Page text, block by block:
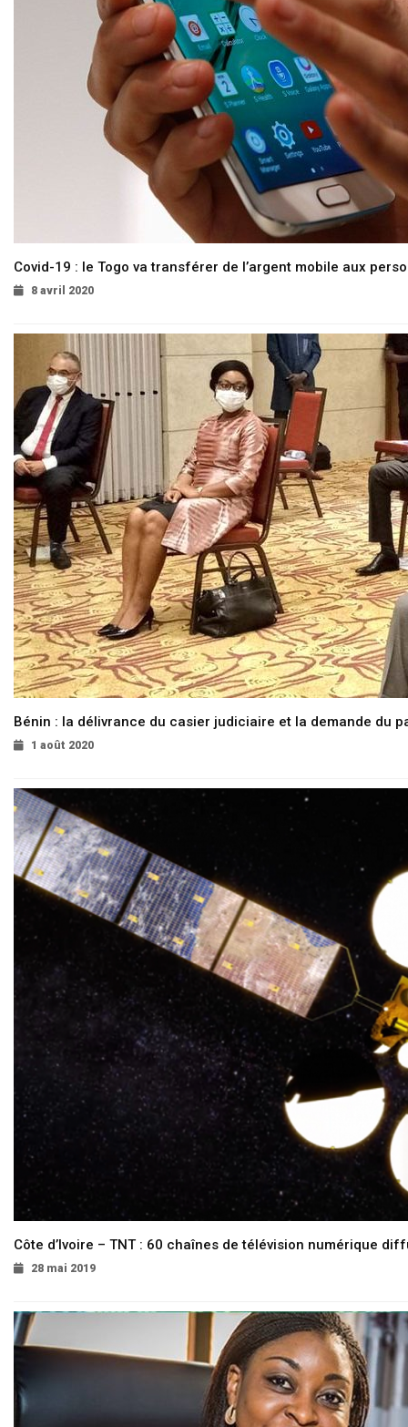
Covid-19 : le Togo va transférer de l’argent mobile aux
8 avril 2020
Bénin : la délivrance du casier judiciaire et la demande du
1 août 2020
Côte d’Ivoire – TNT : 60 chaînes de télévision numérique
28 mai 2019